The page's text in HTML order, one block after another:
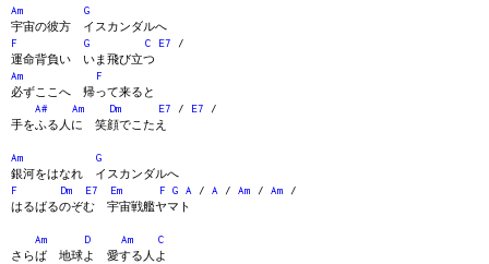
Am
G
宇宙の彼方 イスカンダルへ
F
G C E7 /
運命背負い いま飛び立つ
Am
F
必ずここへ 帰って来ると
A#
Am Dm E7 / E7 /
手をふる人に 笑顔でこたえ
Am
G
銀河をはなれ イスカンダルへ
F
Dm E7 Em F G A / A / Am / Am /
はるばるのぞむ 宇宙戦艦ヤマト
Am D Am
C
さらば 地球よ 愛する人よ